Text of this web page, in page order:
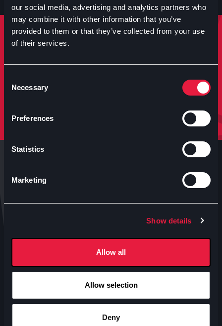
our social media, advertising and analytics partners who
may combine it with other information that you’ve
provided to them or that they’ve collected from your use
of their services.
Selection
Necessary
Preferences
Statistics
Marketing
Show details
Allow all
Allow selection
Deny
Rimani sempre aggiornato
Iscriviti per ricevere notizie su eventi manifestazioni e
Accessibilità
CINEMA